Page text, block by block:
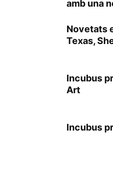
amb una
Novetats
Texas,
Incubus
Art
Incubus